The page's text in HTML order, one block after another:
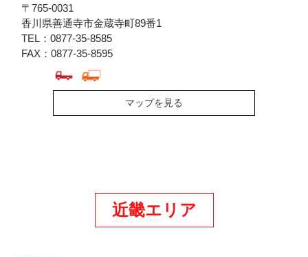
〒765-0031
香川県善通寺市金蔵寺町89番1
TEL：0877-35-8585
FAX：0877-35-8595
マップを見る
近畿エリア